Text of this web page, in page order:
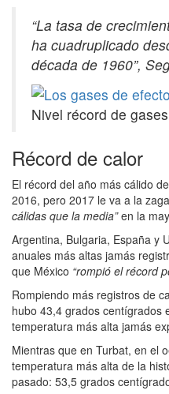
“La tasa de
ha cuadruplicado
década de 1960”,
Nivel récord de
Récord de calor
El récord del año más cálido
2016, pero 2017 le va a la
cálidas que la media”en la
Argentina, Bulgaria, España y
anuales más altas jamás
que México “rompió el récord
Rompiendo más registros de
hubo 43,4 grados centígrados
temperatura más alta jamás
Mientras que en Turbat, en el
temperatura más alta de la
pasado: 53,5 grados